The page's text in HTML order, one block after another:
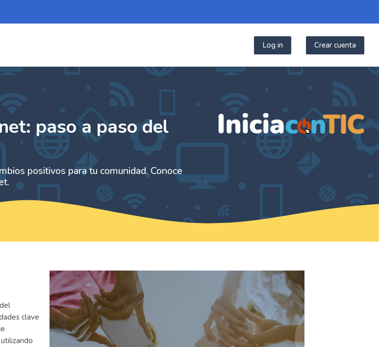
Log in Crear cuenta
de formación
paso del activismo digital
paso a paso del
positivos para tu comunidad. Conoce
clave